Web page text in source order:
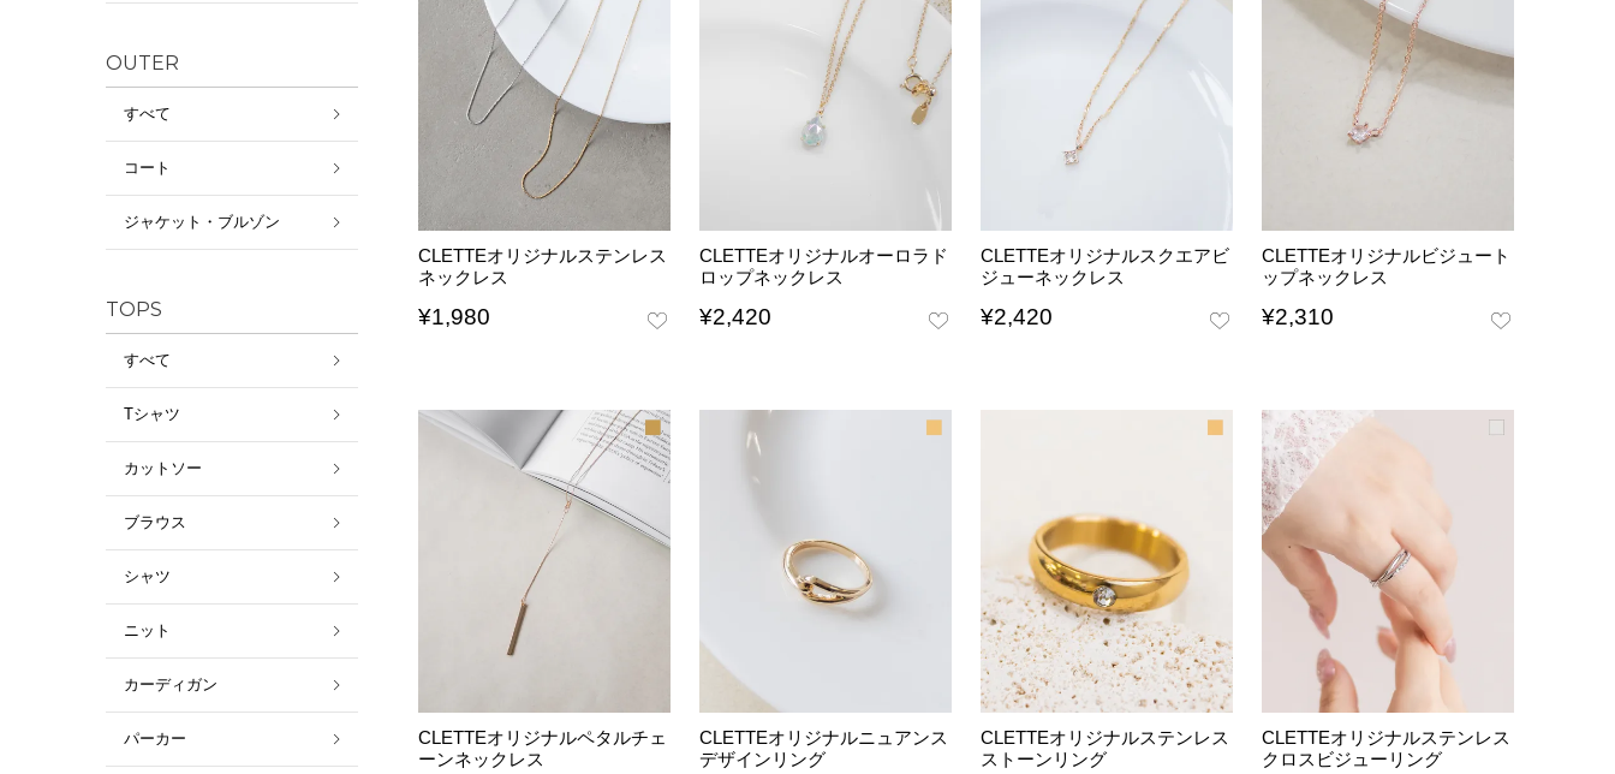
OUTER
すべて
コート
ジャケット・ブルゾン
TOPS
すべて
Tシャツ
カットソー
ブラウス
シャツ
ニット
カーディガン
パーカー
CLETTEオリジナルステンレス
ネックレス
¥1,980
CLETTEオリジナルオーロラド
ロップネックレス
¥2,420
CLETTEオリジナルスクエアビ
ジューネックレス
¥2,420
CLETTEオリジナルビジュート
ップネックレス
¥2,310
CLETTEオリジナルペタルチェ
ーンネックレス
CLETTEオリジナルニュアンス
デザインリング
CLETTEオリジナルステンレス
ストーンリング
CLETTEオリジナルステンレス
クロスビジューリング